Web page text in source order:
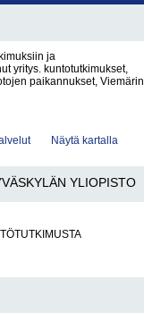
ja
yritys. kuntotutkimukset,
paikannukset, Viemärin
Näytä kartalla
YLIOPISTO